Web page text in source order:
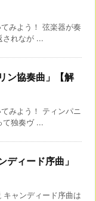
みよう！ 弦楽器が奏
されなが ...
ン協奏曲」【解
みよう！ ティンパニ
て独奏ヴ ...
ディード序曲」
キャンディード序曲は